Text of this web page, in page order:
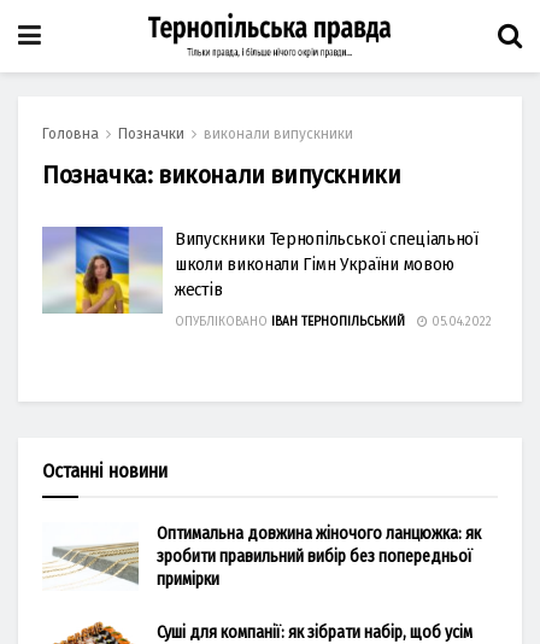
Головна Позначки виконали випускники
Позначка: виконали випускники
Випускники Тернопільської спеціальної
школи виконали Гімн України мовою
жестів
ОПУБЛІКОВАНО ІВАН ТЕРНОПІЛЬСЬКИЙ 05.04.2022
Останні новини
Оптимальна довжина жіночого ланцюжка: як
зробити правильний вибір без попередньої
примірки
Суші для компанії: як зібрати набір, щоб усім